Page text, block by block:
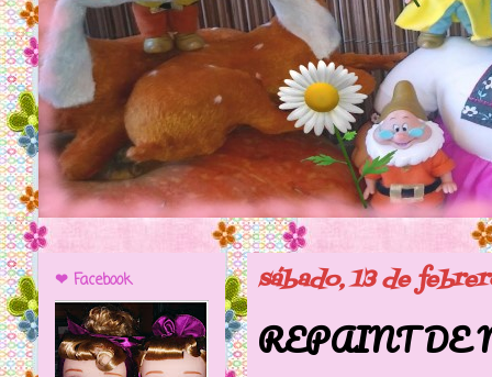
sábado, 13 de
REPAINT DE
❤ Facebook